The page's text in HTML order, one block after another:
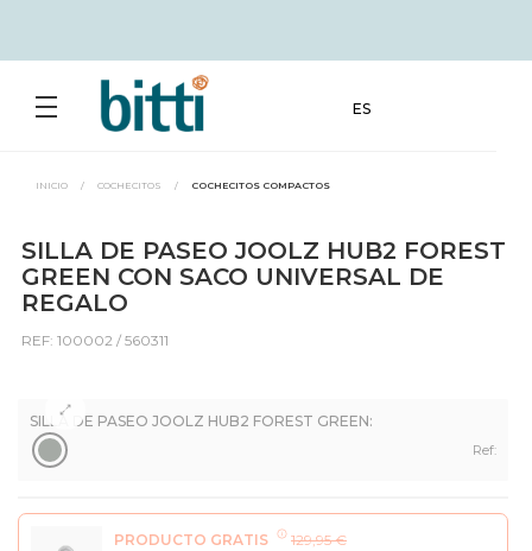
ES
INICIO / COCHECITOS / COCHECITOS COMPACTOS
SILLA DE PASEO JOOLZ HUB2 FOREST
GREEN CON SACO UNIVERSAL DE
REGALO
REF: 100002 / 560311
SILLA DE PASEO JOOLZ HUB2 FOREST GREEN:
Ref:
PRODUCTO GRATIS
129,95 €